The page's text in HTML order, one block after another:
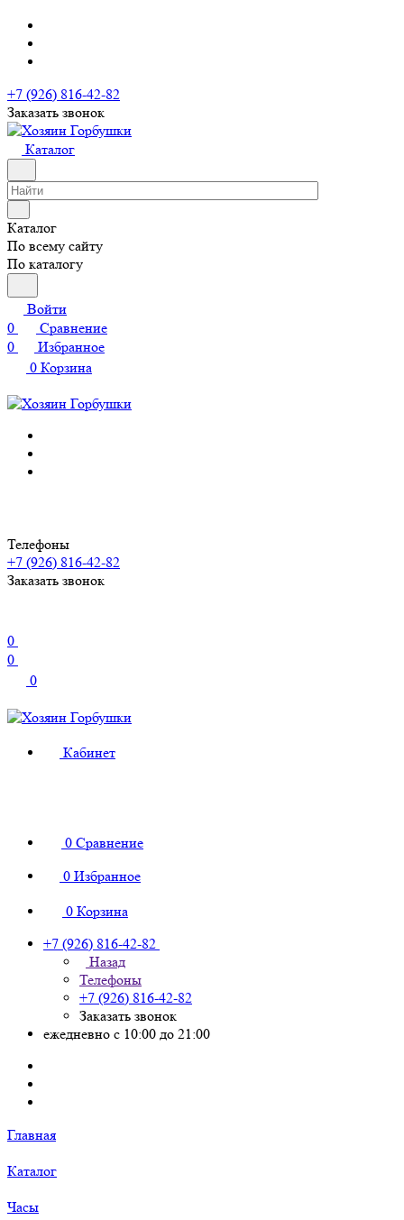
+7 (926) 816-42-82
Заказать звонок
Каталог
Каталог
По всему сайту
По каталогу
Войти
0
Сравнение
0
Избранное
0 Корзина
Телефоны
+7 (926) 816-42-82
Заказать звонок
0
0
0
Кабинет
0 Сравнение
0 Избранное
0 Корзина
+7 (926) 816-42-82
Назад
Телефоны
+7 (926) 816-42-82
Заказать звонок
ежедневно с 10:00 до 21:00
Главная
Каталог
Часы